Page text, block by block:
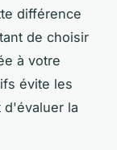
différence
de choisir
à votre
évite les
d'évaluer la